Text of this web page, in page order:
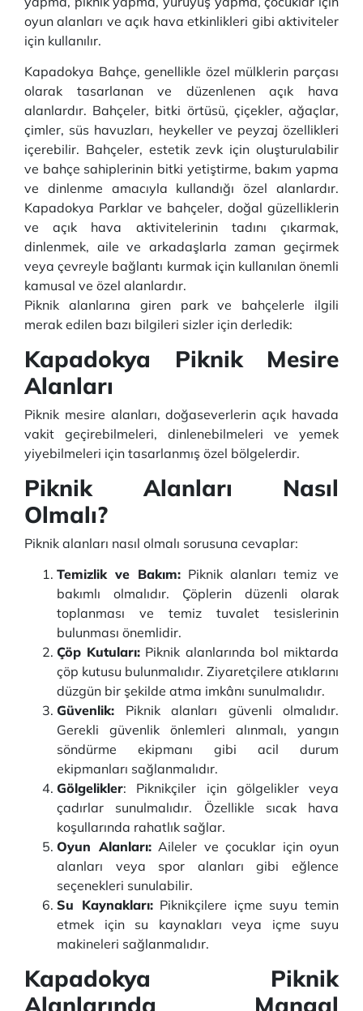
oyun alanları ve açık hava etkinlikleri gibi aktiviteler
için kullanılır.
Kapadokya Bahçe, genellikle özel mülklerin parçası
olarak tasarlanan ve düzenlenen açık hava
alanlardır. Bahçeler, bitki örtüsü, çiçekler, ağaçlar,
çimler, süs havuzları, heykeller ve peyzaj özellikleri
içerebilir. Bahçeler, estetik zevk için oluşturulabilir
ve bahçe sahiplerinin bitki yetiştirme, bakım yapma
ve dinlenme amacıyla kullandığı özel alanlardır.
Kapadokya Parklar ve bahçeler, doğal güzelliklerin
ve açık hava aktivitelerinin tadını çıkarmak,
dinlenmek, aile ve arkadaşlarla zaman geçirmek
veya çevreyle bağlantı kurmak için kullanılan önemli
kamusal ve özel alanlardır.
Piknik alanlarına giren park ve bahçelerle ilgili
merak edilen bazı bilgileri sizler için derledik:
Kapadokya Piknik Mesire
Alanları
Piknik mesire alanları, doğaseverlerin açık havada
vakit geçirebilmeleri, dinlenebilmeleri ve yemek
yiyebilmeleri için tasarlanmış özel bölgelerdir.
Piknik Alanları Nasıl
Olmalı?
Piknik alanları nasıl olmalı sorusuna cevaplar:
Temizlik ve Bakım: Piknik alanları temiz ve
bakımlı olmalıdır. Çöplerin düzenli olarak
toplanması ve temiz tuvalet tesislerinin
bulunması önemlidir.
Çöp Kutuları: Piknik alanlarında bol miktarda
çöp kutusu bulunmalıdır. Ziyaretçilere atıklarını
düzgün bir şekilde atma imkânı sunulmalıdır.
Güvenlik: Piknik alanları güvenli olmalıdır.
Gerekli güvenlik önlemleri alınmalı, yangın
söndürme ekipmanı gibi acil durum
ekipmanları sağlanmalıdır.
Gölgelikler: Piknikçiler için gölgelikler veya
çadırlar sunulmalıdır. Özellikle sıcak hava
koşullarında rahatlık sağlar.
Oyun Alanları:Aileler ve çocuklar için oyun
alanları veya spor alanları gibi eğlence
seçenekleri sunulabilir.
Su Kaynakları:Piknikçilere içme suyu temin
etmek için su kaynakları veya içme suyu
makineleri sağlanmalıdır.
Kapadokya Piknik
Alanlarında Mangal